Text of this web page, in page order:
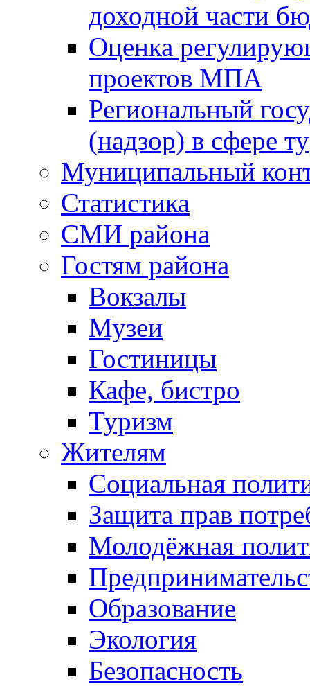
доходной части
Оценка
проектов МПА
Региональный
(надзор) в сфере
Муниципальный
Статистика
СМИ района
Гостям района
Вокзалы
Музеи
Гостиницы
Кафе, бистро
Туризм
Жителям
Социальная
Защита прав
Молодёжная
Образование
Экология
Безопасность